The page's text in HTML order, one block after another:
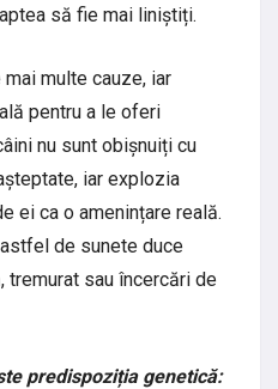
să fie mai liniștiți.
multe cauze, iar
pentru a le oferi
nu sunt obișnuiți cu
iar explozia
ei ca o amenințare reală.
de sunete duce
tremurat sau încercări de
predispoziția genetică: